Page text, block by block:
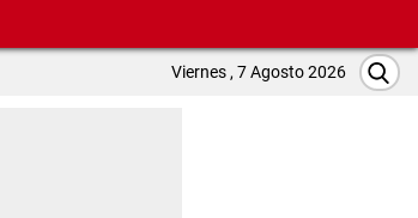
Viernes , 7 Agosto 2026